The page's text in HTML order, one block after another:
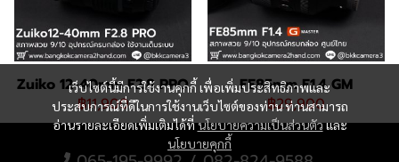
Zuiko 12-40mm F2.8 PRO
฿11,900
FE85mm F1.4 GM
฿29,900
เว็บไซต์นี้มีการใช้งานคุกกี้ เพื่อเพิ่มประสิทธิภาพและ
ประสบการณ์ที่ดีในการใช้งานเว็บไซต์ของท่าน ท่านสามารถ
อ่านรายละเอียดเพิ่มเติมได้ที่นโยบายความเป็นส่วนตัวและ
นโยบายคุกกี้